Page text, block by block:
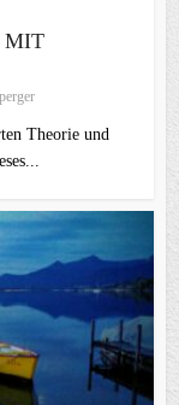
MIT
Theorie und